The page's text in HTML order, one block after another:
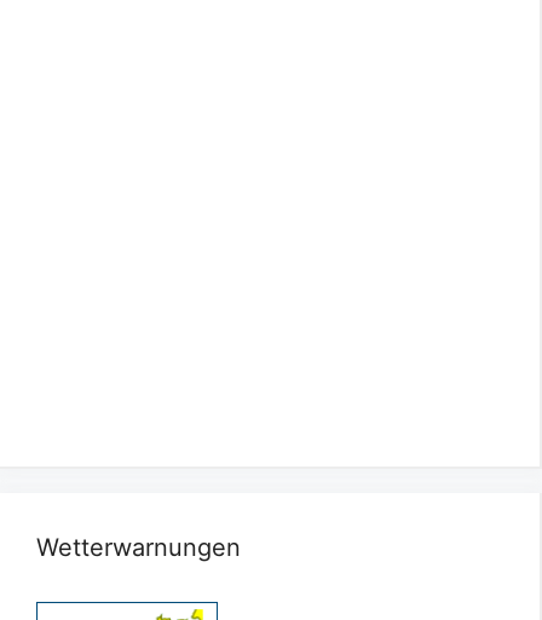
Wetterwarnungen